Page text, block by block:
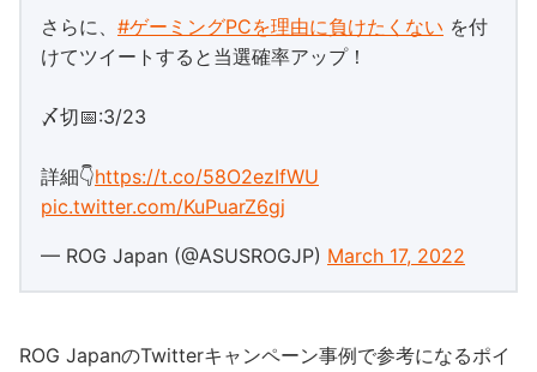
さらに、 #ゲーミングPCを理由に負けたくない を付
けてツイートすると当選確率アップ！
〆切📅:3/23
詳細👇https://t.co/58O2ezIfWU
pic.twitter.com/KuPuarZ6gj
— ROG Japan (@ASUSROGJP) March 17, 2022
ROG JapanのTwitterキャンペーン事例で参考になるポイ